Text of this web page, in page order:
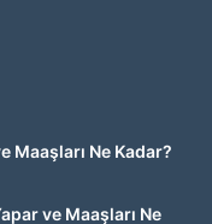
Maaşları Ne Kadar?
ve Maaşları Ne